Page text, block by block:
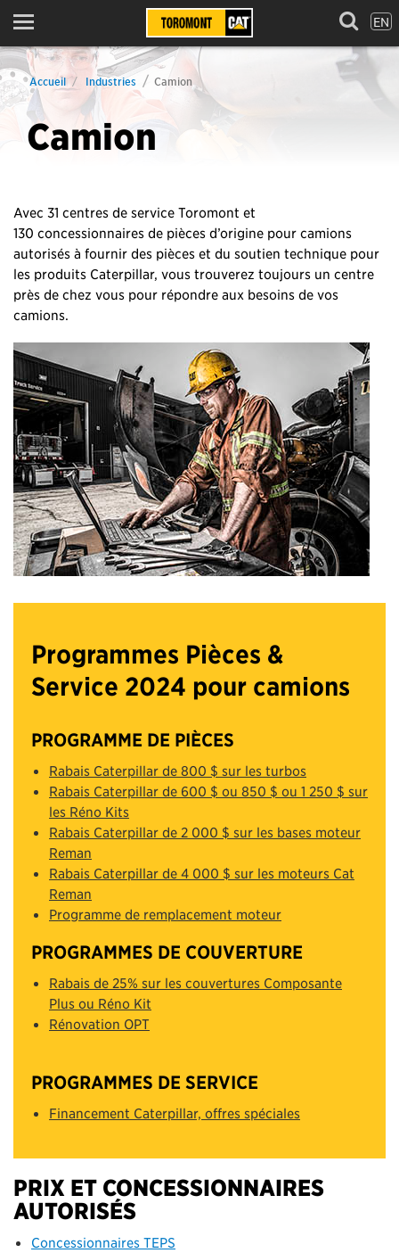
Menu EN
Accueil Industries Camion
Camion
Avec 31 centres de service Toromont et
130 concessionnaires de pièces d’origine pour camions
autorisés à fournir des pièces et du soutien technique pour
les produits Caterpillar, vous trouverez toujours un centre
près de chez vous pour répondre aux besoins de vos
camions.
Programmes Pièces &
Service 2024 pour camions
PROGRAMME DE PIÈCES
Rabais Caterpillar de 800 $ sur les turbos
Rabais Caterpillar de 600 $ ou 850 $ ou 1 250 $ sur
les Réno Kits
Rabais Caterpillar de 2 000 $ sur les bases moteur
Reman
Rabais Caterpillar de 4 000 $ sur les moteurs Cat
Reman
Programme de remplacement moteur
PROGRAMMES DE COUVERTURE
Rabais de 25% sur les couvertures Composante
Plus ou Réno Kit
Rénovation OPT
PROGRAMMES DE SERVICE
Financement Caterpillar, offres spéciales
PRIX ET CONCESSIONNAIRES
AUTORISÉS
Concessionnaires TEPS